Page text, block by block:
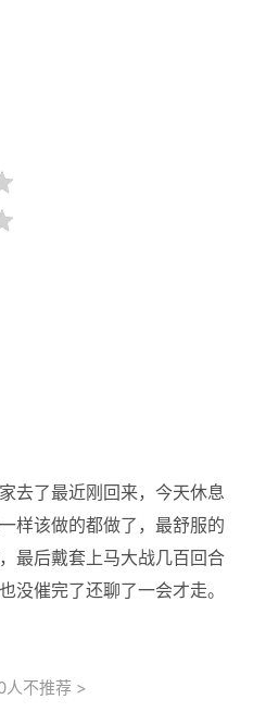
去了最近刚回来，今天休息
样该做的都做了，最舒服的
最后戴套上马大战几百回合
没催完了还聊了一会才走。
人不推荐 >